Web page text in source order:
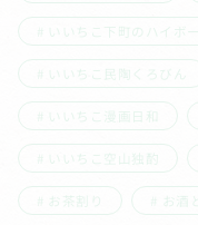
いいちこ下町のハイボー
いいちこ民陶くろびん
いいちこ漫画日和
いいちこ空山独酌
お茶割り お酒